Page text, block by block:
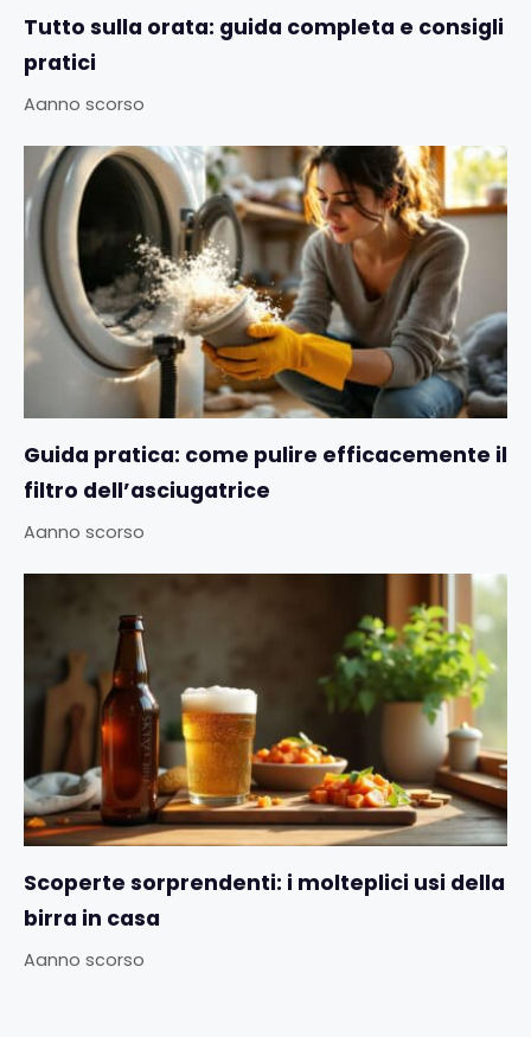
Tutto sulla orata: guida completa e consigli
pratici
Aanno scorso
Guida pratica: come pulire efficacemente il
filtro dell’asciugatrice
Aanno scorso
Scoperte sorprendenti: i molteplici usi della
birra in casa
Aanno scorso